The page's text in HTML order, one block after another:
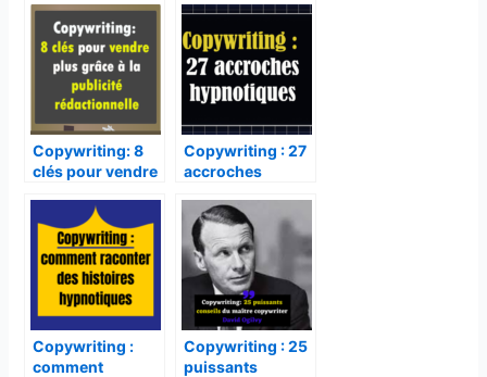
Téléchargezvotre
cadeau
''Les secrets d'un
texte de vente qui a
rapporté 1 million de
dollars ''
Copywriting: 8
clés pour vendre
publicité
rédactionnelle
Copywriting : 27
accroches
Copywriting :
comment
Copywriting : 25
puissants